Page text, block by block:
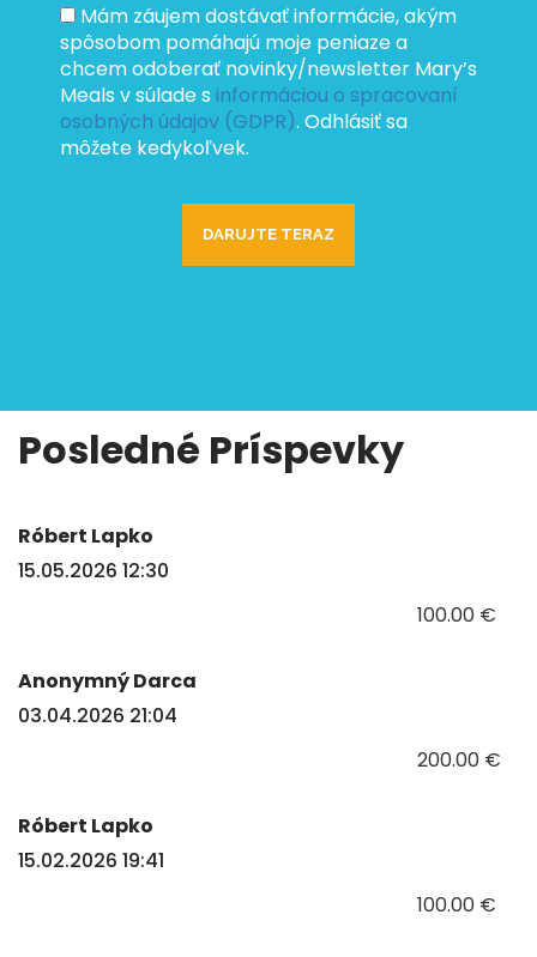
Mám záujem dostávať informácie, akým
spôsobom pomáhajú moje peniaze a
chcem odoberať novinky/newsletter Mary’s
Meals v súlade s informáciou o spracovaní
osobných údajov (GDPR). Odhlásiť sa
môžete kedykoľvek.
DARUJTE TERAZ
Posledné Príspevky
Róbert Lapko
15.05.2026 12:30
100.00 €
Anonymný Darca
03.04.2026 21:04
200.00 €
Róbert Lapko
15.02.2026 19:41
100.00 €